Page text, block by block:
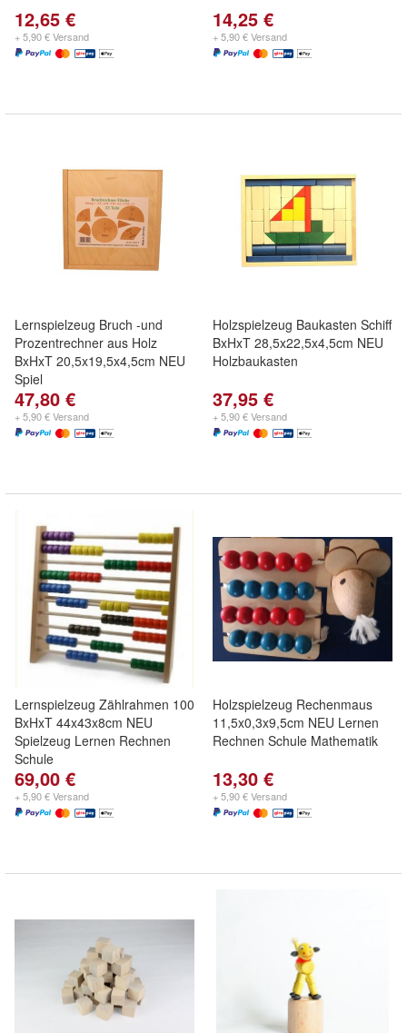
12,65 €
+ 5,90 € Versand
14,25 €
+ 5,90 € Versand
Lernspielzeug Bruch -und
Prozentrechner aus Holz
BxHxT 20,5x19,5x4,5cm NEU
Spiel
47,80 €
+ 5,90 € Versand
Holzspielzeug Baukasten Schiff
BxHxT 28,5x22,5x4,5cm NEU
Holzbaukasten
37,95 €
+ 5,90 € Versand
Lernspielzeug Zählrahmen 100
BxHxT 44x43x8cm NEU
Spielzeug Lernen Rechnen
Schule
69,00 €
+ 5,90 € Versand
Holzspielzeug Rechenmaus
11,5x0,3x9,5cm NEU Lernen
Rechnen Schule Mathematik
13,30 €
+ 5,90 € Versand